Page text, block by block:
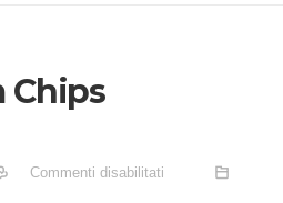
Chips
Commenti disabilitati